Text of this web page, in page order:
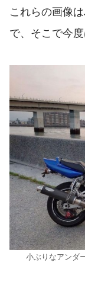
これらの画像
で、そこで今
小ぶりなアンダ